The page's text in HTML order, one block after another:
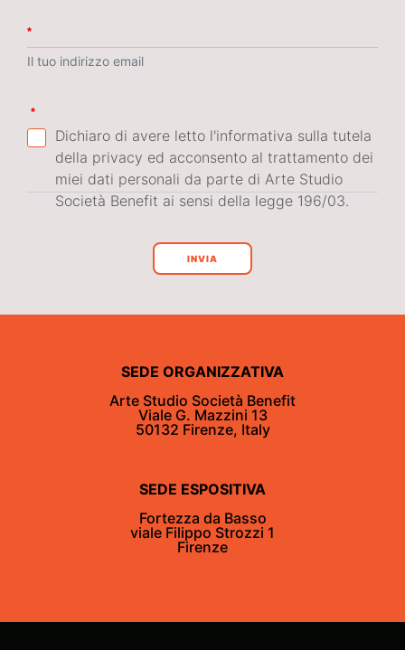
Obbligatorio
Il tuo indirizzo email
Obbligatorio
Dichiaro di avere letto l'informativa sulla tutela
della privacy ed acconsento al trattamento dei
miei dati personali da parte di Arte Studio
Società Benefit ai sensi della legge 196/03.
INVIA
SEDE ORGANIZZATIVA
Arte Studio Società Benefit
Viale G. Mazzini 13
50132 Firenze, Italy
SEDE ESPOSITIVA
Fortezza da Basso
viale Filippo Strozzi 1
Firenze